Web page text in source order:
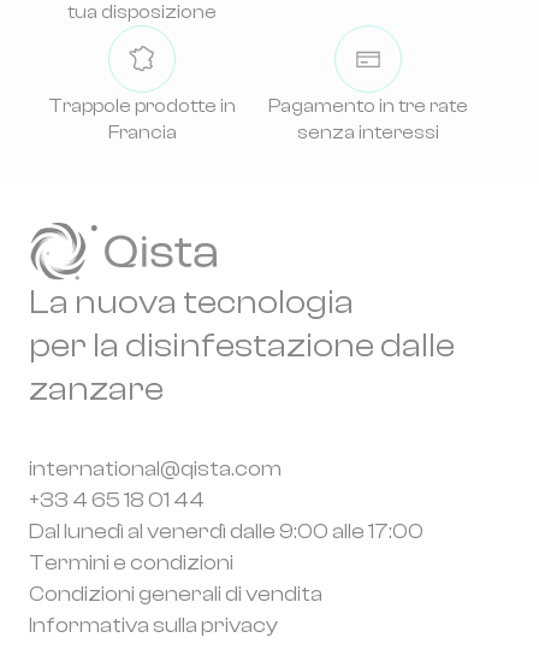
tua disposizione
Trappole prodotte in
Francia
Pagamento in tre rate
senza interessi
La nuova tecnologia
per la disinfestazione dalle
zanzare
international@qista.com
+33 4 65 18 01 44
Dal lunedì al venerdì dalle 9:00 alle 17:00
Termini e condizioni
Condizioni generali di vendita
Informativa sulla privacy